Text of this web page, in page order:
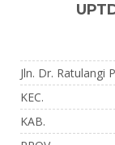
Jln. Dr. Ratulangi
KEC.
KAB.